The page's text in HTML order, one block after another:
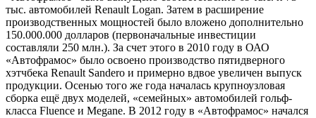
тыс. автомобилей Renault Logan. Затем в расширение
производственных мощностей было вложено дополнительно
150.000.000 долларов (первоначальные инвестиции
составляли 250 млн.). За счет этого в 2010 году в ОАО
«Автофрамос» было освоено производство пятидверного
хэтчбека Renault Sandero и примерно вдвое увеличен выпуск
продукции. Осенью того же года началась крупноузловая
сборка ещё двух моделей, «семейных» автомобилей гольф-
класса Fluence и Megane. В 2012 году в «Автофрамос» начался